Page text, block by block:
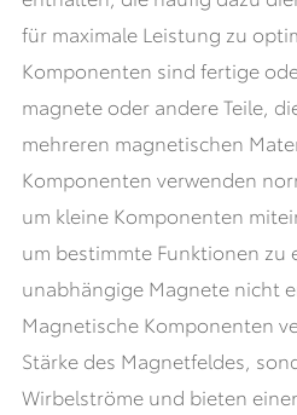
für maximale Leistung zu
Komponenten sind fertige
magnete oder andere Teile,
mehreren magnetischen
Komponenten verwenden
um kleine Komponenten
um bestimmte Funktionen zu
unabhängige Magnete nicht
Magnetische Komponenten
Stärke des Magnetfeldes,
Wirbelströme und bieten